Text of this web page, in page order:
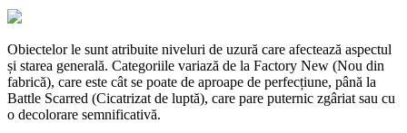
Obiectelor le sunt atribuite niveluri de uzură care afectează aspectul
și starea generală. Categoriile variază de la Factory New (Nou din
fabrică), care este cât se poate de aproape de perfecțiune, până la
Battle Scarred (Cicatrizat de luptă), care pare puternic zgâriat sau cu
o decolorare semnificativă.